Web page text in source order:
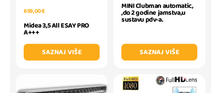
659,00 €
Midea 3,5 All ESAY PRO
A+++
SAZNAJ VIŠE
MINI Clubman automatic,
,do 2 godine jamstva,u
sustavu pdv-a.
SAZNAJ VIŠE